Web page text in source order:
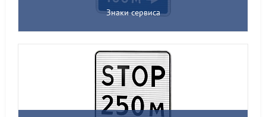
Знаки сервиса